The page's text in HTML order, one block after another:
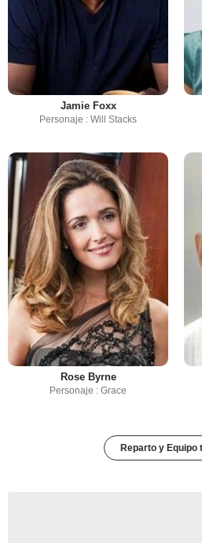
Jamie Foxx
Personaje : Will Stacks
Rose Byrne
Personaje : Grace
Reparto y Equipo